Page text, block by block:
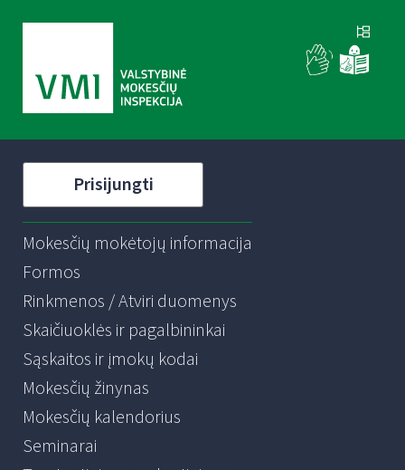
Prisijungti
Mokesčių mokėtojų informacija
Formos
Rinkmenos / Atviri duomenys
Skaičiuoklės ir pagalbininkai
Sąskaitos ir įmokų kodai
Mokesčių žinynas
Mokesčių kalendorius
Seminarai